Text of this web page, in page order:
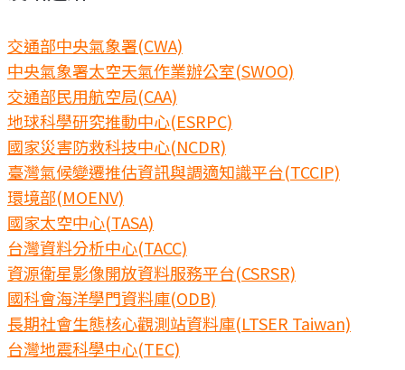
交通部中央氣象署(CWA)
中央氣象署太空天氣作業辦公室(SWOO)
交通部民用航空局(CAA)
地球科學研究推動中心(ESRPC)
國家災害防救科技中心(NCDR)
臺灣氣候變遷推估資訊與調適知識平台(TCCIP)
環境部(MOENV)
國家太空中心(TASA)
台灣資料分析中心(TACC)
資源衛星影像開放資料服務平台(CSRSR)
國科會海洋學門資料庫(ODB)
長期社會生態核心觀測站資料庫(LTSER Taiwan)
台灣地震科學中心(TEC)